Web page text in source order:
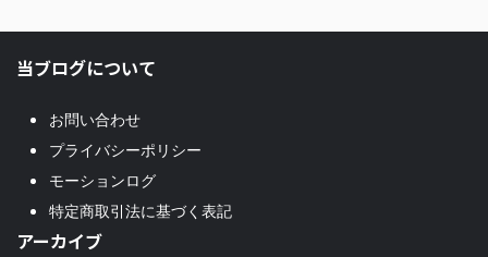
当ブログについて
お問い合わせ
プライバシーポリシー
モーションログ
特定商取引法に基づく表記
アーカイブ